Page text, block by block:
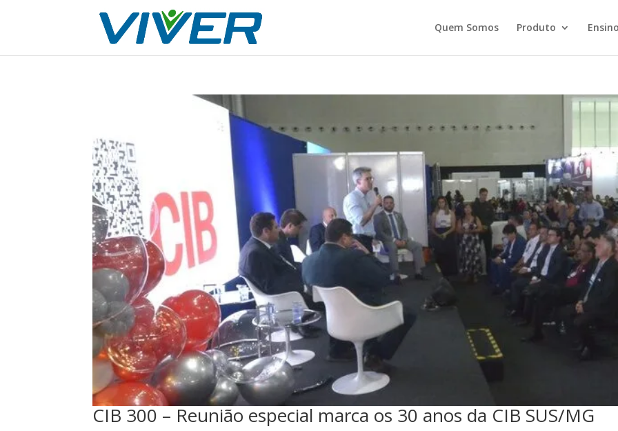
Quem Somos Produto
CIB 300 – Reunião especial marca os 30 anos da CIB SUS/MG